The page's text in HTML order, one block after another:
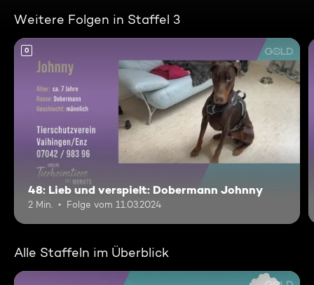
Weitere Folgen in Staffel 3
0
48: Lieb und verspielt: Dobermann Johnny
2 Min. Folge vom 11.03.2024
Alle Staffeln im Überblick